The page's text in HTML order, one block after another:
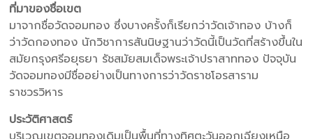
ที่มาของชื่อเขต
มาจากชื่อวัดจอมทอง ซึ่งบางครั้งก็เรียกว่าวัดเจ้าทอง บ้างก็
ว่าวัดกองทอง นักวิชาการสันนิษฐานว่าวัดนี้เป็นวัดที่สร้างขึ้นใน
สมัยกรุงศรีอยุธยา รัชสมัยสมเด็จพระเจ้าปราสาททอง ปัจจุบัน
วัดจอมทองมีชื่ออย่างเป็นทางการว่าวัดราชโอรสาราม
ราชวรวิหาร
ประวัติศาสตร์